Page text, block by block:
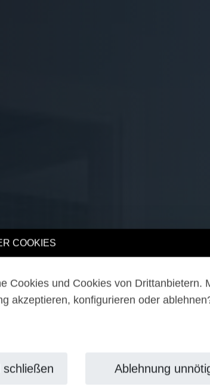
COOKIES
Cookies und Cookies von Drittanbietern.
akzeptieren, konfigurieren oder
Ablehnung